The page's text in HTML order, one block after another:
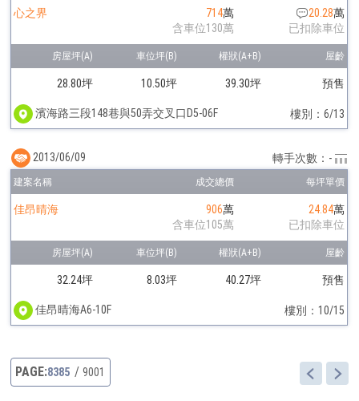
心之界 714萬
含車位130萬
20.28萬
已扣除車位
28.80坪 10.50坪 39.30坪 預售
濱海路三段148巷與50弄交叉口D5-06F 樓別：6/13
佳昂晴海 906萬
含車位105萬
24.84萬
已扣除車位
32.24坪 8.03坪 40.27坪 預售
佳昂晴海A6-10F 樓別：10/15
2013/06/09 轉手次數：-
8385 9001